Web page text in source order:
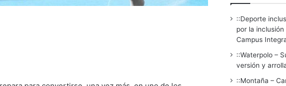
::Deporte
por la
Campus
::Waterpolo –
versión y
::Montaña –